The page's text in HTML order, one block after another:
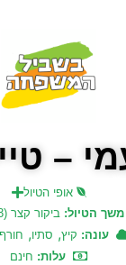
–
אופי הטיול
משך הטיול: ביקור קצר (1-3 שעות)
עונה: קיץ, סתיו, חורף
עלות: חינם